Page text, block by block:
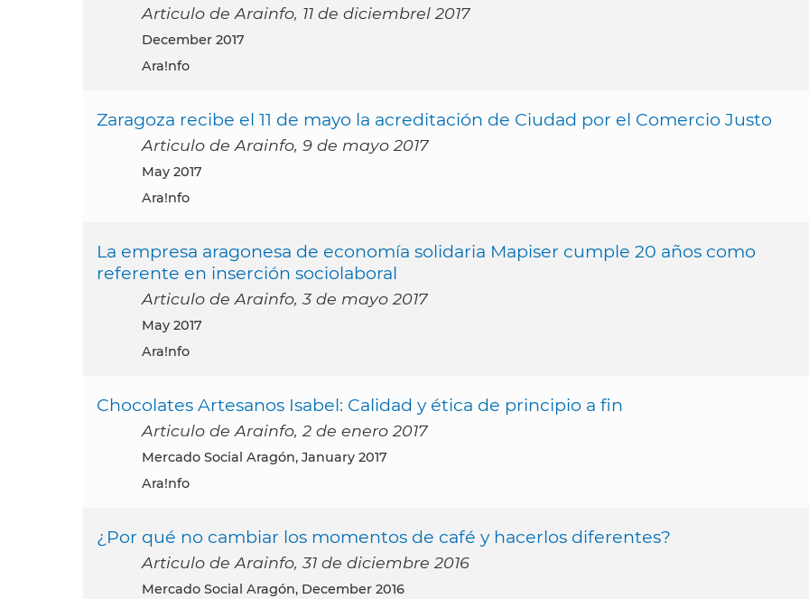
Articulo de Arainfo, 11 de diciembrel 2017
December 2017
Ara!nfo
Zaragoza recibe el 11 de mayo la acreditación de Ciudad por el Comercio Justo
Articulo de Arainfo, 9 de mayo 2017
May 2017
Ara!nfo
La empresa aragonesa de economía solidaria Mapiser cumple 20 años como
referente en inserción sociolaboral
Articulo de Arainfo, 3 de mayo 2017
May 2017
Ara!nfo
Chocolates Artesanos Isabel: Calidad y ética de principio a fin
Articulo de Arainfo, 2 de enero 2017
Mercado Social Aragón, January 2017
Ara!nfo
¿Por qué no cambiar los momentos de café y hacerlos diferentes?
Articulo de Arainfo, 31 de diciembre 2016
Mercado Social Aragón, December 2016